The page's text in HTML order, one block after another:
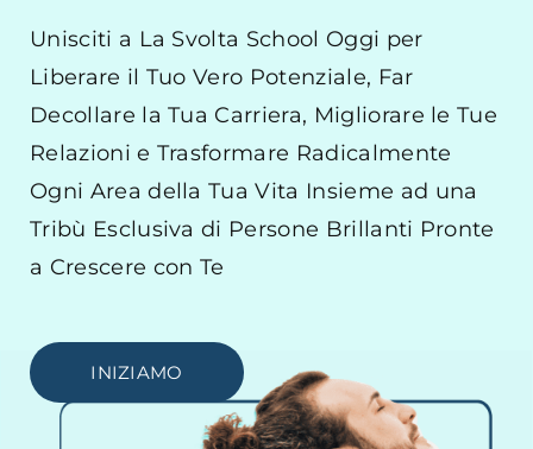
Unisciti a La Svolta School Oggi per
Liberare il Tuo Vero Potenziale, Far
Decollare la Tua Carriera, Migliorare le Tue
Relazioni e Trasformare Radicalmente
Ogni Area della Tua Vita Insieme ad una
Tribù Esclusiva di Persone Brillanti Pronte
a Crescere con Te
INIZIAMO